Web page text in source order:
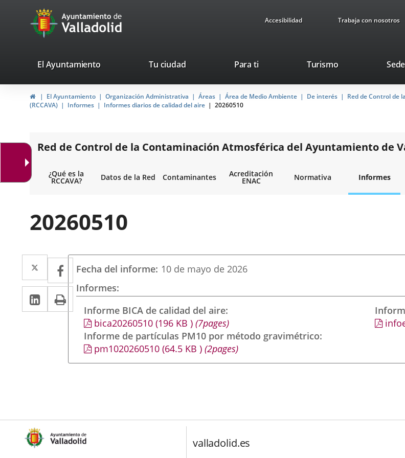
Portal
Web
Ayuntamiento
de
Valladolid
Accesibilidad Trabaja con nosotros
valladolid.es
El Ayuntamiento Tu ciudad Para ti TurismoEste
se
abrirá
nueva.
InicioEl Ayuntamiento Organización Administrativa Áreas Área de Medio Ambiente De interés
Red de Control de
(RCCAVA)
Informes Informes diarios de calidad del aire 20260510
Red de Control de la Contaminación Atmosférica del Ayuntamiento de
¿Qué es la
RCCAVA? Datos de la Red Contaminantes Acreditación
ENAC Normativa Informes
20260510
Twitter
Enlace
a
una
aplicación
externa.
Facebook
Enlace
a
una
aplicación
externa.
LinkedIn
Enlace
a
aplicación
externa.
Imprimir
Fecha del informe 10 de mayo de 2026
Informes
Informe BICA de calidad del aire
bica20260510(196 KB )(7pages)
Informe de partículas PM10 por método gravimétrico
pm1020260510(64.5 KB )(2pages)
valladolid.es